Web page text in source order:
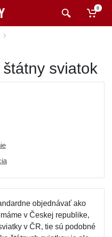
0
sviatok
objednávať ako
v Českej republike,
v ČR, tie sú podobné